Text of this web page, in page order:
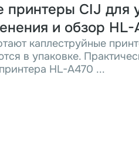
принтеры CIJ для
и обзор HL-
каплеструйные
в упаковке.
HL-A470 ...